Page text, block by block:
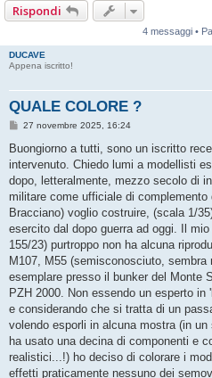
Rispondi
4 messaggi •
DUCAVE
Appena iscritto!
QUALE COLORE ?
M
s
a
g
g
i
o
27 novembre 2025, 16:24
Buongiorno a tutti, sono un iscritto
intervenuto. Chiedo lumi a modellisti
dopo, letteralmente, mezzo secolo di
militare come ufficiale di
Bracciano) voglio costruire, (scala 1/
esercito dal dopo guerra ad oggi. Il
155/23) purtroppo non ha alcuna
M107, M55 (semisconosciuto, sembra
esemplare presso il bunker del Monte
PZH 2000. Non essendo un esperto
e considerando che si tratta di un
volendo esporli in alcuna mostra (in
ha usato una decina di componenti e
realistici...!) ho deciso di colorare i
effetti praticamente nessuno dei